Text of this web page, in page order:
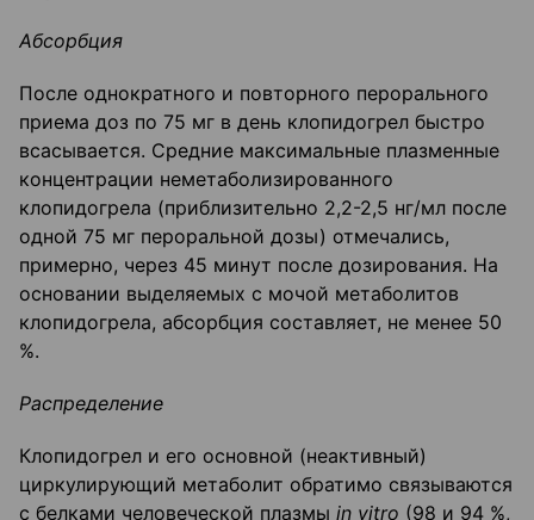
Абсорбция
После однократного и повторного перорального
приема доз по 75 мг в день клопидогрел быстро
всасывается. Средние максимальные плазменные
концентрации неметаболизированного
клопидогрела (приблизительно 2,2-2,5 нг/мл после
одной 75 мг пероральной дозы) отмечались,
примерно, через 45 минут после дозирования. На
основании выделяемых с мочой метаболитов
клопидогрела, абсорбция составляет, не менее 50
%.
Распределение
Клопидогрел и его основной (неактивный)
циркулирующий метаболит обратимо связываются
с белками человеческой плазмы in vitro (98 и 94 %,